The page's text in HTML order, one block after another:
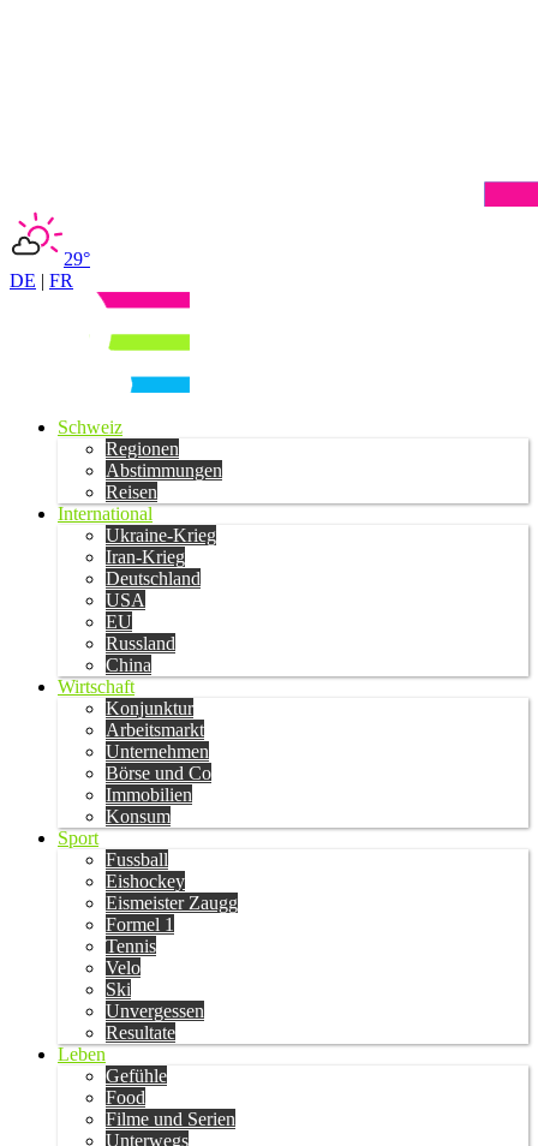
29°
DE | FR
Schweiz
Regionen
Abstimmungen
Reisen
International
Ukraine-Krieg
Iran-Krieg
Deutschland
USA
EU
Russland
China
Wirtschaft
Konjunktur
Arbeitsmarkt
Unternehmen
Börse und Co
Immobilien
Konsum
Sport
Fussball
Eishockey
Eismeister Zaugg
Formel 1
Tennis
Velo
Ski
Unvergessen
Resultate
Leben
Gefühle
Food
Filme und Serien
Unterwegs